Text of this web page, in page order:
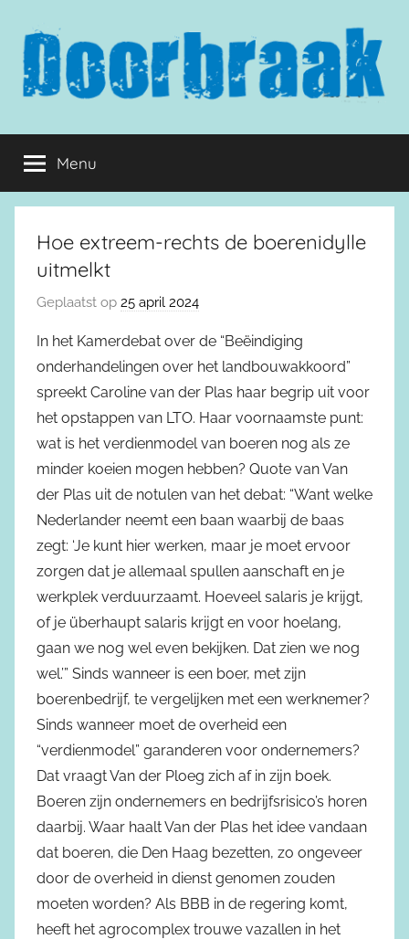
inhoud
springen
Doorbraak.eu
Menu
Hoe extreem-rechts de boerenidylle
uitmelkt
Geplaatst op 25 april 2024
In het Kamerdebat over de “Beëindiging
onderhandelingen over het landbouwakkoord”
spreekt Caroline van der Plas haar begrip uit voor
het opstappen van LTO. Haar voornaamste punt:
wat is het verdienmodel van boeren nog als ze
minder koeien mogen hebben? Quote van Van
der Plas uit de notulen van het debat: “Want welke
Nederlander neemt een baan waarbij de baas
zegt: ‘Je kunt hier werken, maar je moet ervoor
zorgen dat je allemaal spullen aanschaft en je
werkplek verduurzaamt. Hoeveel salaris je krijgt,
of je überhaupt salaris krijgt en voor hoelang,
gaan we nog wel even bekijken. Dat zien we nog
wel.’” Sinds wanneer is een boer, met zijn
boerenbedrijf, te vergelijken met een werknemer?
Sinds wanneer moet de overheid een
“verdienmodel” garanderen voor ondernemers?
Dat vraagt Van der Ploeg zich af in zijn boek.
Boeren zijn ondernemers en bedrijfsrisico’s horen
daarbij. Waar haalt Van der Plas het idee vandaan
dat boeren, die Den Haag bezetten, zo ongeveer
door de overheid in dienst genomen zouden
moeten worden? Als BBB in de regering komt,
heeft het agrocomplex trouwe vazallen in het